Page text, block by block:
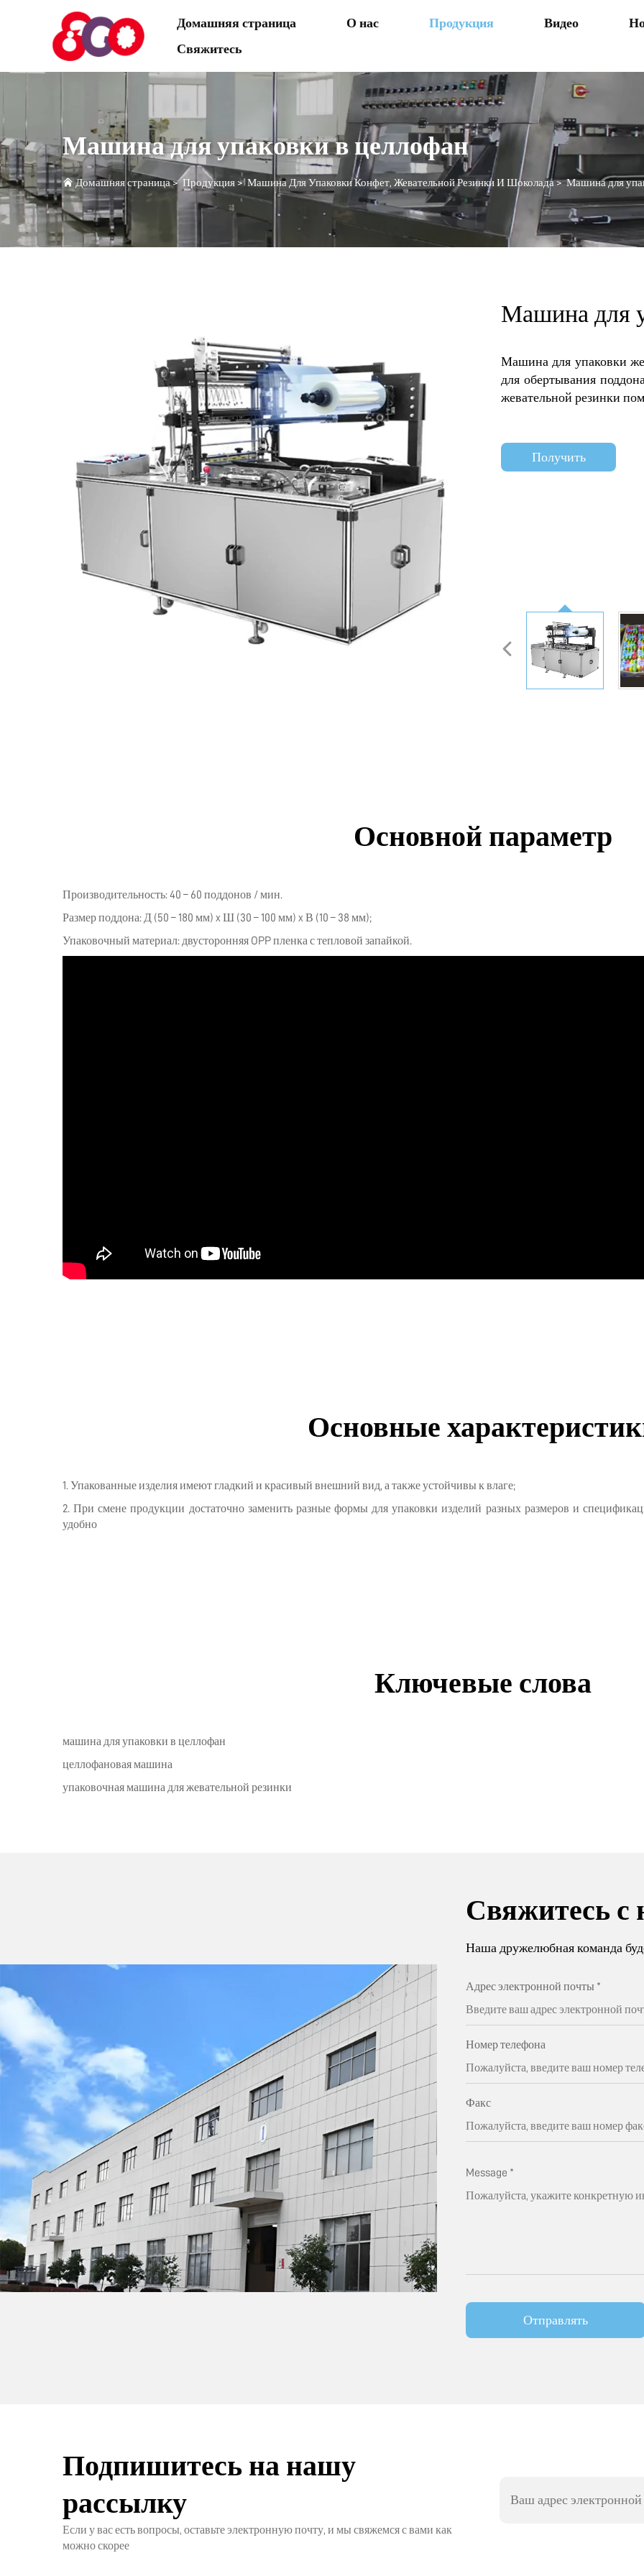
Домашняя страница О нас Продукция Видео
Свяжитесь
Машина для упаковки в целлофан
Домашняя страница> Продукция >Машина Для Упаковки Конфет, Жевательной Резинки И Шоколада>Машина для
Машина для
Машина для упаковки
для обертывания
жевательной резинки
Получить
Основной параметр
Производительность: 40 – 60 поддонов / мин.
Размер поддона: Д (50 – 180 мм) x Ш (30 – 100 мм) x В (10 – 38 мм);
Упаковочный материал: двусторонняя OPP пленка с тепловой запайкой.
Основные
1. Упакованные изделия имеют гладкий и красивый внешний вид, а также устойчивы к влаге;
2. При смене продукции достаточно заменить разные формы для упаковки изделий разных размеров и
удобно
Ключевые слова
машина для упаковки в целлофан
целлофановая машина
упаковочная машина для жевательной резинки
Свяжитесь с
Наша дружелюбная команда
Адрес электронной почты *
Номер телефона
Факс
Message *
Отправлять
Подпишитесь на нашу
рассылку
Если у вас есть вопросы, оставьте электронную почту, и мы свяжемся с вами как
можно скорее